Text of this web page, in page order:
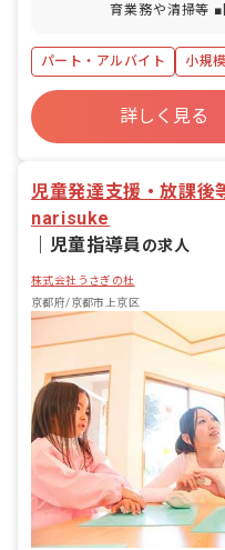
パート・アルバイト 小規
詳しく見る
児童発達支援・放課後
narisuke
児童指導員の求人
株式会社うさぎの杜
京都府/京都市上京区